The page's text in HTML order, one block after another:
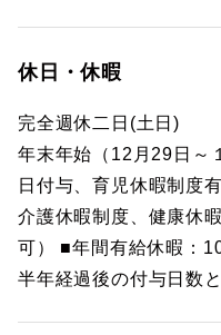
休日・休暇
完全週休二日(土日)
年末年始（12月29日～
日付与、育児休暇制度
介護休暇制度、健康休
可） ■年間有給休暇：
半年経過後の付与日数